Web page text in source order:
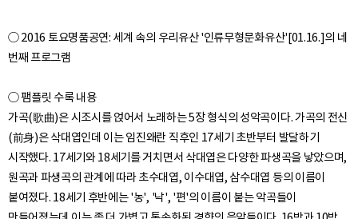
○ 2016 토요명품공연: 세계 속의 우리유산 '인류무형문화유산'[01.16.]의 네
번째 프로그램
○ 팸플릿 수록 내용
가곡(歌曲)은 시조시를 얹어서 노래하는 5장 형식의 성악곡이다. 가곡의 전신
(前身)은 삭대엽인데 이는 임진왜란 직후인 17세기 초반부터 발달하기
시작했다. 17세기와 18세기를 거치면서 삭대엽은 다양한 파생곡을 낳았으며,
원곡과 파생곡의 관계에 따라 초수대엽, 이수대엽, 삼수대엽 등의 이름이
붙여졌다. 18세기 후반에는 '농', '낙', '편'의 이름이 붙는 악곡들이